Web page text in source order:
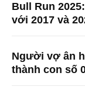
Bull Run
với 2017 và
Người vợ ân
thành con số